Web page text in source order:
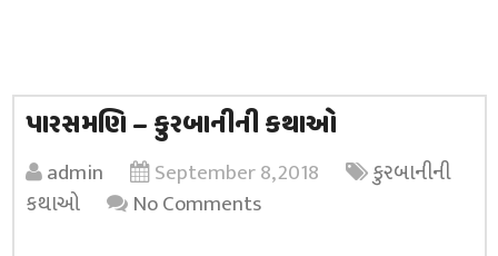
પારસમણિ – કુરબાનીની કથાઓ
admin September 8, 2018
કુરબાનીની
કથાઓ
No Comments